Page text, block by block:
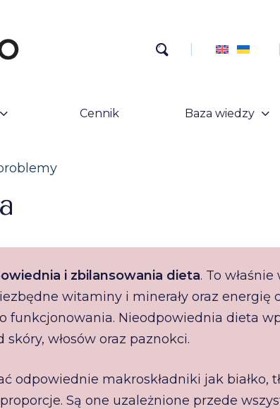
Cennik Baza wiedzy
i zbilansowania dieta. To właśnie
witaminy i minerały oraz energię
Nieodpowiednia dieta
włosów oraz paznokci.
odpowiednie makroskładniki jak białko,
Są one uzależnione przede